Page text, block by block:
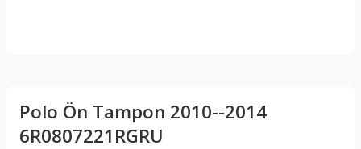
Polo Ön Tampon 2010--2014
6R0807221RGRU